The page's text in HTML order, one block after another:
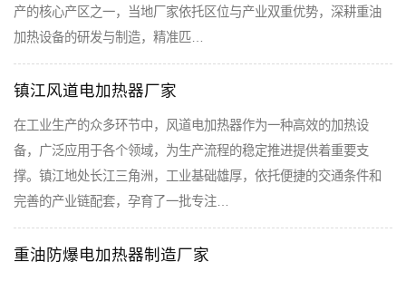
产的核心产区之一，当地厂家依托区位与产业双重优势，深耕重油
加热设备的研发与制造，精准匹…
镇江风道电加热器厂家
在工业生产的众多环节中，风道电加热器作为一种高效的加热设
备，广泛应用于各个领域，为生产流程的稳定推进提供着重要支
撑。镇江地处长江三角洲，工业基础雄厚，依托便捷的交通条件和
完善的产业链配套，孕育了一批专注…
重油防爆电加热器制造厂家